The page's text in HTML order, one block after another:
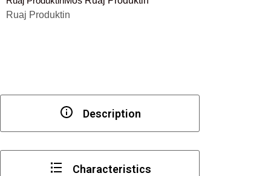
mm
Ruaj Produktin
Description
Characteristics